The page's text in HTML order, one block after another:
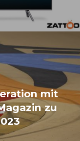
mit
zu